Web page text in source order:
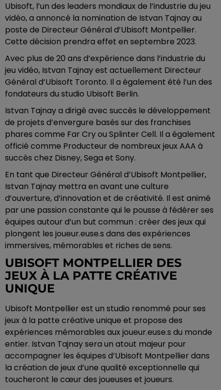
Ubisoft, l’un des leaders mondiaux de l’industrie du jeu
vidéo, a annoncé la nomination de Istvan Tajnay au
poste de Directeur Général d’Ubisoft Montpellier.
Cette décision prendra effet en septembre 2023.
Avec plus de 20 ans d’expérience dans l’industrie du
jeu vidéo, Istvan Tajnay est actuellement Directeur
Général d’Ubisoft Toronto. Il a également été l’un des
fondateurs du studio Ubisoft Berlin.
Istvan Tajnay a dirigé avec succès le développement
de projets d’envergure basés sur des franchises
phares comme Far Cry ou Splinter Cell. Il a également
officié comme Producteur de nombreux jeux AAA à
succès chez Disney, Sega et Sony.
En tant que Directeur Général d’Ubisoft Montpellier,
Istvan Tajnay mettra en avant une culture
d’ouverture, d’innovation et de créativité. Il est animé
par une passion constante qui le pousse à fédérer ses
équipes autour d’un but commun : créer des jeux qui
plongent les joueur.euse.s dans des expériences
immersives, mémorables et riches de sens.
UBISOFT MONTPELLIER DES
JEUX À LA PATTE CRÉATIVE
UNIQUE
Ubisoft Montpellier est un studio renommé pour ses
jeux à la patte créative unique et propose des
expériences mémorables aux joueur.euse.s du monde
entier. Istvan Tajnay sera un atout majeur pour
accompagner les équipes d’Ubisoft Montpellier dans
la création de jeux d’une qualité exceptionnelle qui
toucheront le cœur des joueuses et joueurs.